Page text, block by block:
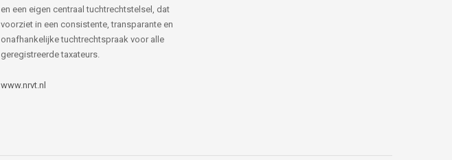
en een eigen centraal tuchtrechtstelsel, dat
voorziet in een consistente, transparante en
onafhankelijke tuchtrechtspraak voor alle
geregistreerde taxateurs.
www.nrvt.nl